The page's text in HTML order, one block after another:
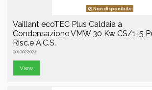
Non disponibile
Vaillant ecoTEC Plus Caldaia a
Condensazione VMW 30 Kw CS/1-5
Risc.e A.C.S.
0010022022
View